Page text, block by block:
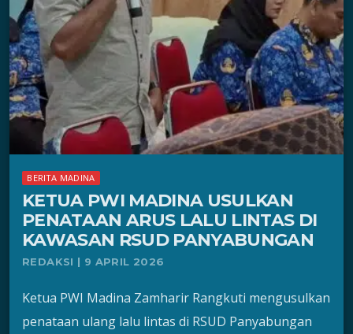
BERITA MADINA
KETUA PWI MADINA USULKAN
PENATAAN ARUS LALU LINTAS DI
KAWASAN RSUD PANYABUNGAN
REDAKSI | 9 APRIL 2026
Ketua PWI Madina Zamharir Rangkuti mengusulkan
penataan ulang lalu lintas di RSUD Panyabungan